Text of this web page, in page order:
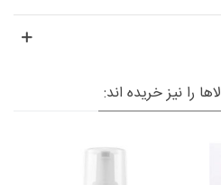
را نیز خریده اند: